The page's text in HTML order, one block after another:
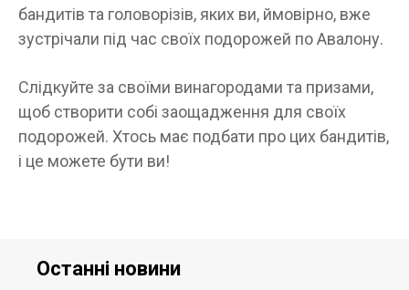
бандитів та головорізів, яких ви, ймовірно, вже
зустрічали під час своїх подорожей по Авалону.
Слідкуйте за своїми винагородами та призами,
щоб створити собі заощадження для своїх
подорожей. Хтось має подбати про цих бандитів,
і це можете бути ви!
Останні новини